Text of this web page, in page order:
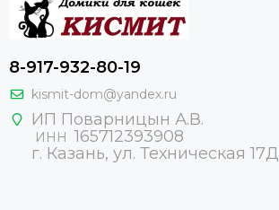
8-917-932-80-19
kismit-dom@yandex.ru
ИП Поварницын А.В.
ИНН 165712393908
г. Казань, ул. Техническая 17Д